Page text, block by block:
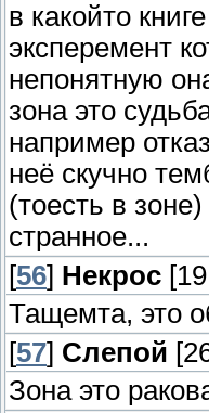
в какойто
эксперемент
непонятную
зона это
например
неё скучно
(тоесть в
странное...
[56] Некрос
Тащемта, это
[57] Слепой
Зона это